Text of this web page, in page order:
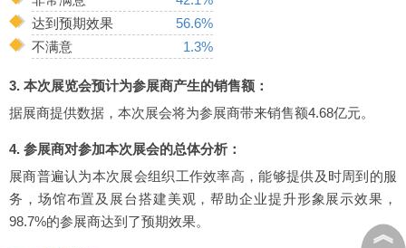
达到预期效果
56.6%
不满意
1.3%
3. 本次展览会预计为参展商产生的销售额：
据展商提供数据，本次展会将为参展商带来销售额4.68亿元。
4. 参展商对参加本次展会的总体分析：
展商普遍认为本次展会组织工作效率高，能够提供及时周到的服
务，场馆布置及展台搭建美观，帮助企业提升形象展示效果，
98.7%的参展商达到了预期效果。
︽